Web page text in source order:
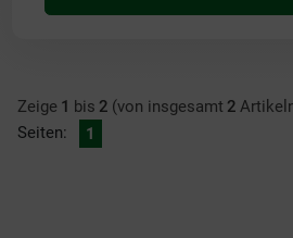
Zeige 1 bis 2 (von insgesamt 2
Seiten:
1